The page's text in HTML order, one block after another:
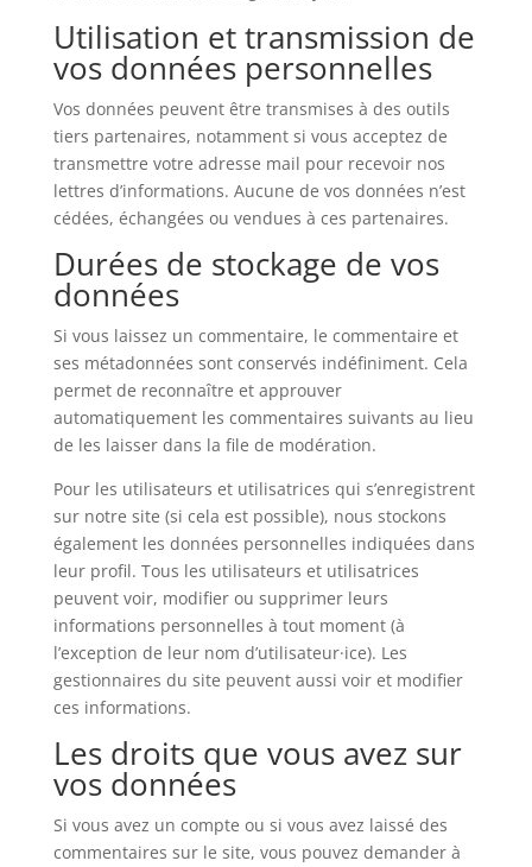
Utilisation et transmission de
vos données personnelles
Vos données peuvent être transmises à des outils
tiers partenaires, notamment si vous acceptez de
transmettre votre adresse mail pour recevoir nos
lettres d’informations. Aucune de vos données n’est
cédées, échangées ou vendues à ces partenaires.
Durées de stockage de vos
données
Si vous laissez un commentaire, le commentaire et
ses métadonnées sont conservés indéfiniment. Cela
permet de reconnaître et approuver
automatiquement les commentaires suivants au lieu
de les laisser dans la file de modération.
Pour les utilisateurs et utilisatrices qui s’enregistrent
sur notre site (si cela est possible), nous stockons
également les données personnelles indiquées dans
leur profil. Tous les utilisateurs et utilisatrices
peuvent voir, modifier ou supprimer leurs
informations personnelles à tout moment (à
l’exception de leur nom d’utilisateur·ice). Les
gestionnaires du site peuvent aussi voir et modifier
ces informations.
Les droits que vous avez sur
vos données
Si vous avez un compte ou si vous avez laissé des
commentaires sur le site, vous pouvez demander à